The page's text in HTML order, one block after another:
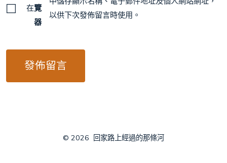
在覽
器
以供下次發佈留言時使用。
© 2026 回家路上經過的那條河